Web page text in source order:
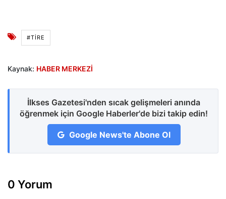
#TIRE
Kaynak: HABER MERKEZİ
İlkses Gazetesi'nden sıcak gelişmeleri anında
öğrenmek için Google Haberler'de bizi takip edin!
Google News'te Abone Ol
0 Yorum